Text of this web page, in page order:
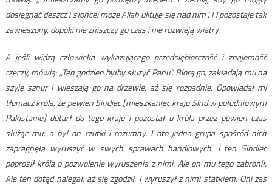
dosięgnąć deszcz i słońce; może Allah ulituje się nad nim”. I I pozostaje tak
zawieszony, dopóki nie zniszczy go czas i nie rozwieją wiatry.
A jeśli widzą człowieka wykazującego przedsiębiorczość i znajomość
rzeczy, mówią: „Ten godzien byłby służyć Panu”. Biorą go, zakładają mu na
szyję sznur i wieszają go na drzewie, aż się rozpadnie. Opowiadał mi
tłumacz króla, że pewien Sindiec [mieszkaniec kraju Sind w południowym
Pakistanie] dotarł do tego kraju i pozostał u króla przez pewien czas
służąc mu; a był on rzutki i rozumny. I oto jedna grupa spośród nich
zapragnęła wyruszyć w swych sprawach handlowych. I ten Sindiec
poprosił króla o pozwolenie wyruszenia z nimi. Ale on mu tego zabronił.
Ale ten dotąd nalegał, aż się zgodził. I wyruszył z nimi statkiem. Oni zaś